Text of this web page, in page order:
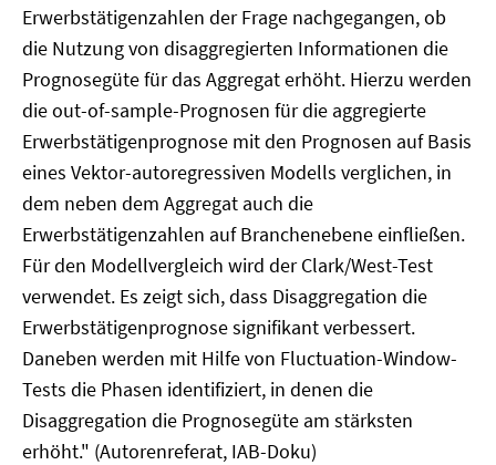
Erwerbstätigenzahlen der Frage nachgegangen, ob
die Nutzung von disaggregierten Informationen die
Prognosegüte für das Aggregat erhöht. Hierzu werden
die out-of-sample-Prognosen für die aggregierte
Erwerbstätigenprognose mit den Prognosen auf Basis
eines Vektor-autoregressiven Modells verglichen, in
dem neben dem Aggregat auch die
Erwerbstätigenzahlen auf Branchenebene einfließen.
Für den Modellvergleich wird der Clark/West-Test
verwendet. Es zeigt sich, dass Disaggregation die
Erwerbstätigenprognose signifikant verbessert.
Daneben werden mit Hilfe von Fluctuation-Window-
Tests die Phasen identifiziert, in denen die
Disaggregation die Prognosegüte am stärksten
erhöht." (Autorenreferat, IAB-Doku)